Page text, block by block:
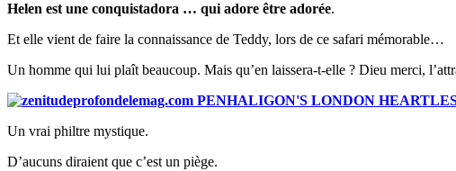
Helen est une conquistadora … qui adore être adorée.
Et elle vient de faire la connaissance de Teddy, lors de ce safari mémorable…
Un homme qui lui plaît beaucoup. Mais qu’en laissera-t-elle ? Dieu merci,
Un vrai philtre mystique.
D’aucuns diraient que c’est un piège.